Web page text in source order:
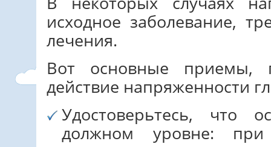
исходное заболевание,
лечения.
Вот основные приемы,
действие напряженности
Удостоверьтесь, что
должном уровне: при